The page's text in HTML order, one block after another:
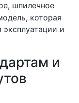
шпилечное
которая
эксплуатации и
и